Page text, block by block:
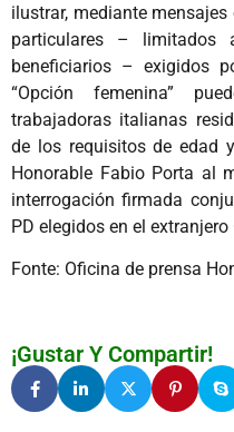
ilustrar, mediante
particulares – limitados
beneficiarios – exigidos
“Opción femenina”
trabajadoras italianas
de los requisitos de edad
Honorable Fabio Porta al
interrogación firmada
PD elegidos en el
Fonte: Oficina de prensa
¡Gustar Y Compartir!